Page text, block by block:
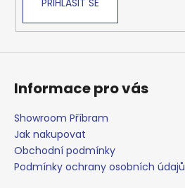
PŘIHLÁSIT SE
Informace pro vás
Showroom Příbram
Jak nakupovat
Obchodní podmínky
Podmínky ochrany osobních údajů